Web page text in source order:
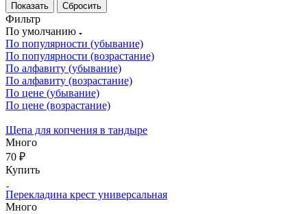
Сбросить
Фильтр
По умолчанию
По популярности (убывание)
По популярности (возрастание)
По алфавиту (убывание)
По алфавиту (возрастание)
По цене (убывание)
По цене (возрастание)
Щепа для копчения в тандыре
Много
70 ₽
Купить
Перекладина крест универсальная
Много